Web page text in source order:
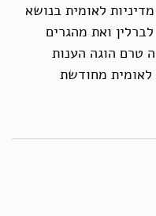
לאומית בנושא
ואת מהגרים
טרם הוגה הענות
מחודשת